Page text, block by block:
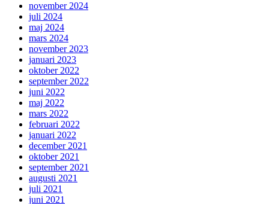
november 2024
juli 2024
maj 2024
mars 2024
november 2023
januari 2023
oktober 2022
september 2022
juni 2022
maj 2022
mars 2022
februari 2022
januari 2022
december 2021
oktober 2021
september 2021
augusti 2021
juli 2021
juni 2021